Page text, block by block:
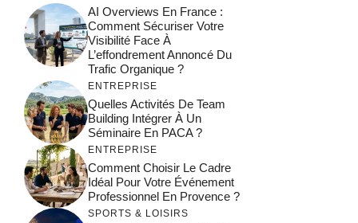
AI Overviews En France :
Comment Sécuriser Votre
Visibilité Face À
L’effondrement Annoncé Du
Trafic Organique ?
ENTREPRISE
Quelles Activités De Team
Building Intégrer À Un
Séminaire En PACA ?
ENTREPRISE
Comment Choisir Le Cadre
Idéal Pour Votre Événement
Professionnel En Provence ?
SPORTS & LOISIRS